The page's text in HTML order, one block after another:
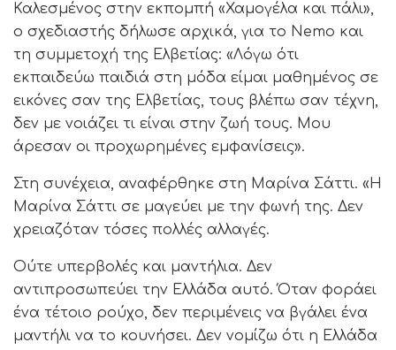
Καλεσμένος στην εκπομπή «Χαμογέλα και πάλι»,
ο σχεδιαστής δήλωσε αρχικά, για το Nemo και
τη συμμετοχή της Ελβετίας: «Λόγω ότι
εκπαιδεύω παιδιά στη μόδα είμαι μαθημένος σε
εικόνες σαν της Ελβετίας, τους βλέπω σαν τέχνη,
δεν με νοιάζει τι είναι στην ζωή τους. Μου
άρεσαν οι προχωρημένες εμφανίσεις».
Στη συνέχεια, αναφέρθηκε στη Μαρίνα Σάττι. «Η
Μαρίνα Σάττι σε μαγεύει με την φωνή της. Δεν
χρειαζόταν τόσες πολλές αλλαγές.
Ούτε υπερβολές και μαντήλια. Δεν
αντιπροσωπεύει την Ελλάδα αυτό. Όταν φοράει
ένα τέτοιο ρούχο, δεν περιμένεις να βγάλει ένα
μαντήλι να το κουνήσει. Δεν νομίζω ότι η Ελλάδα